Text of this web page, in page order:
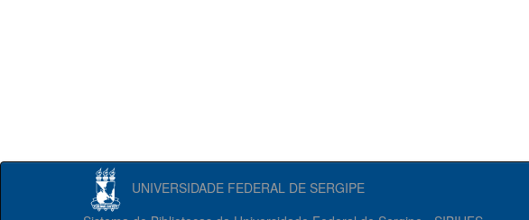
UNIVERSIDADE FEDERAL DE SERGIPE